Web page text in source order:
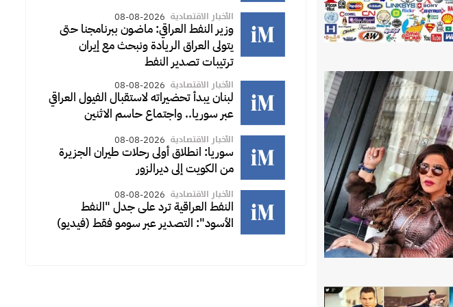
الأخبار الاقتصادية 08-08-2026
وزير النفط العراقي: ماضون ببرنامجنا حتى
يتولى العراق الريادة ونبحث مع إيران
ترتيبات تصدير النفط
الأخبار الاقتصادية 08-08-2026
لبنان يبدأ تحضيراته لاستقبال الفيول العراقي
عبر سوريا.. واجتماع حاسم الاثنين
الأخبار الاقتصادية 08-08-2026
سوريا: انطلاق أولى رحلات طيران الجزيرة
من الكويت إلى ديرالزور
الأخبار الاقتصادية 08-08-2026
النفط العراقية ترد على جدل "النفط
الأسود": التصدير عبر سومو فقط (فيديو)